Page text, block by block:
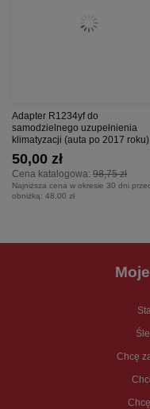
Adapter R1234yf do
samodzielnego uzupełnienia
klimatyzacji (auta po 2017 roku)
Cena katalogowa: 98,75 zł
50,00 zł
Najniższa cena w okresie 30 dni
obniżką: 48,00 zł
Chcę